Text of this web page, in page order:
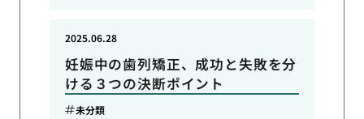
妊娠中の歯列矯正、成功と失敗を分
ける３つの決断ポイント
2025.06.28
未分類